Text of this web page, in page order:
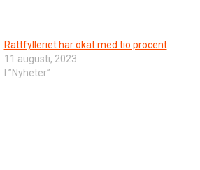
Rattfylleriet har ökat med tio procent
11 augusti, 2023
I ”Nyheter”